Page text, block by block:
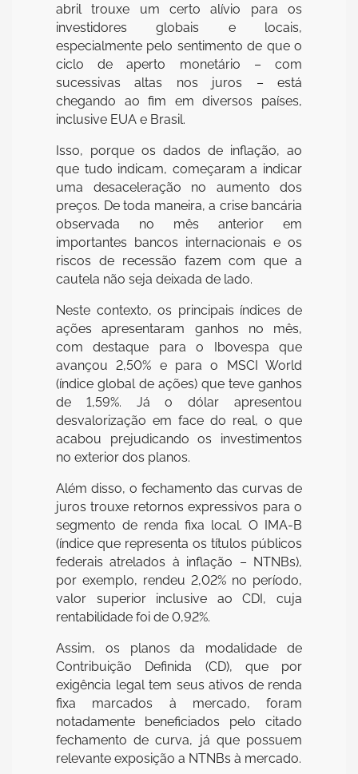
abril trouxe um certo alívio para os
investidores globais e locais,
especialmente pelo sentimento de que o
ciclo de aperto monetário – com
sucessivas altas nos juros – está
chegando ao fim em diversos países,
inclusive EUA e Brasil.
Isso, porque os dados de inflação, ao
que tudo indicam, começaram a indicar
uma desaceleração no aumento dos
preços. De toda maneira, a crise bancária
observada no mês anterior em
importantes bancos internacionais e os
riscos de recessão fazem com que a
cautela não seja deixada de lado.
Neste contexto, os principais índices de
ações apresentaram ganhos no mês,
com destaque para o Ibovespa que
avançou 2,50% e para o MSCI World
(índice global de ações) que teve ganhos
de 1,59%. Já o dólar apresentou
desvalorização em face do real, o que
acabou prejudicando os investimentos
no exterior dos planos.
Além disso, o fechamento das curvas de
juros trouxe retornos expressivos para o
segmento de renda fixa local. O IMA-B
(índice que representa os títulos públicos
federais atrelados à inflação – NTNBs),
por exemplo, rendeu 2,02% no período,
valor superior inclusive ao CDI, cuja
rentabilidade foi de 0,92%.
Assim, os planos da modalidade de
Contribuição Definida (CD), que por
exigência legal tem seus ativos de renda
fixa marcados à mercado, foram
notadamente beneficiados pelo citado
fechamento de curva, já que possuem
relevante exposição a NTNBs à mercado.